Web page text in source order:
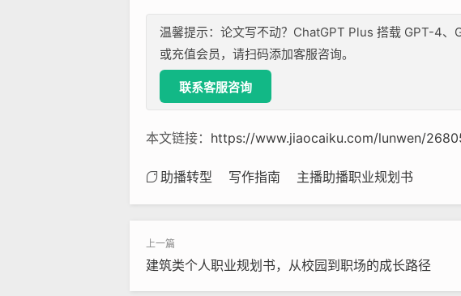
温馨提示：论文写不动？ChatGPT Plus 搭载 GPT-4
或充值会员，请扫码添加客服咨询。
联系客服咨询
本文链接： https://www.jiaocaiku.com/lunwen/
助播转型 写作指南 主播助播职业规划书
建筑类个人职业规划书，从校园到职场的成长路径